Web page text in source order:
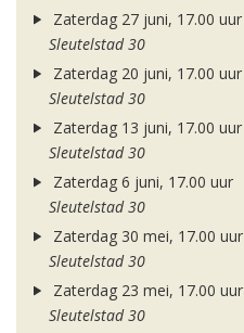
Zaterdag 27 juni, 17.00 uur
Sleutelstad 30
Zaterdag 20 juni, 17.00 uur
Sleutelstad 30
Zaterdag 13 juni, 17.00 uur
Sleutelstad 30
Zaterdag 6 juni, 17.00 uur
Sleutelstad 30
Zaterdag 30 mei, 17.00 uur
Sleutelstad 30
Zaterdag 23 mei, 17.00 uur
Sleutelstad 30